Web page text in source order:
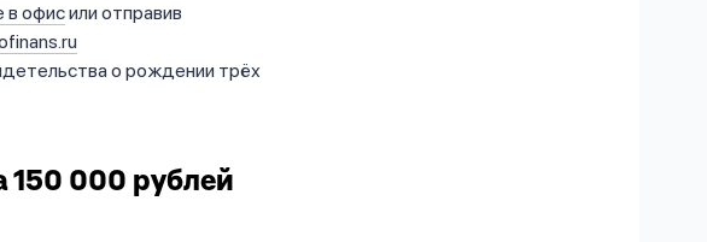
в офисили отправив
о рождении трёх
150 000 рублей